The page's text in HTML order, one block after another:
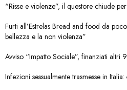
“Risse e violenze”, il questore chiude
Furti all’Estrelas Bread and food da
bellezza e la non violenza”
Avviso “Impatto Sociale”, finanziati altri
Infezioni sessualmente trasmesse in